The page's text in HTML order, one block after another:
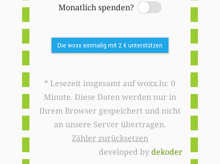
Monatlich spenden?
Switch
Die woxx einmalig mit 2 € unterstützen
* Lesezeit insgesamt auf woxx.lu: 0
Minute. Diese Daten werden nur in
Ihrem Browser gespeichert und nicht
an unsere Server übertragen.
Zähler zurücksetzen
developed bydekoder